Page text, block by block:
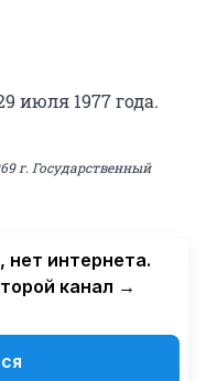
июля 1977 года.
г. Государственный
интернета.
канал →